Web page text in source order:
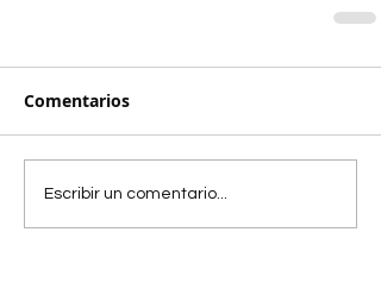
Comentarios
Escribir un comentario...